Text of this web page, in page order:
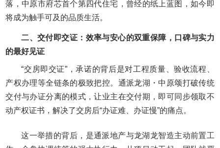
落，中原市府芯首个第四代住宅，曾经的纸上蓝图，如今即
将成为触手可及的品质生活。
二、交付即交证：效率与安心的双重保障，口碑与实力
的最好见证
“交房即交证”，承诺的背后是对工程质量、验收流程、
产权办理等全链条的极致把控。通派龙湖・中原颂打破传统
交付与办证分离的模式，让业主在交付期，即可同步领取不
动产权证书，解决了交房后“办证难、办证慢”的痛点。
这一举措的背后，是通派地产与龙湖龙智造主动前置工